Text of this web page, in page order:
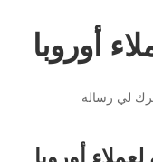
لي رسالة